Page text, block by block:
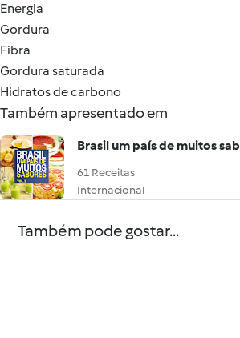
Energia
Gordura
Fibra
Gordura saturada
Hidratos de carbono
Também apresentado em
Brasil um país de muitos
61 Receitas
Internacional
Também pode gostar...